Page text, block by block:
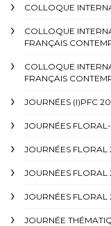
COLLOQUE
COLLOQUE
FRANÇAIS
COLLOQUE
FRANÇAIS
JOURNÉES (I)PFC
JOURNÉES
JOURNÉES FLORAL
JOURNÉES FLORAL
JOURNÉES FLORAL
JOURNÉE